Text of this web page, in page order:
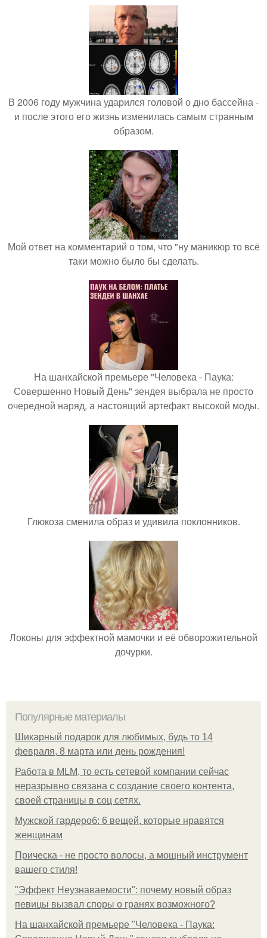
В 2006 году мужчина ударился головой о дно бассейна -
и после этого его жизнь изменилась самым странным
образом.
Мой ответ на комментарий о том, что "ну маникюр то всё
таки можно было бы сделать.
На шанхайской премьере "Человека - Паука:
Совершенно Новый День" зендея выбрала не просто
очередной наряд, а настоящий артефакт высокой моды.
Глюкоза сменила образ и удивила поклонников.
Локоны для эффектной мамочки и её обворожительной
дочурки.
Популярные материалы
Шикарный подарок для любимых, будь то 14
февраля, 8 марта или день рождения!
Работа в MLM, то есть сетевой компании сейчас
неразрывно связана с создание своего контента,
своей страницы в соц сетях.
Мужской гардероб: 6 вещей, которые нравятся
женщинам
Прическа - не просто волосы, а мощный инструмент
вашего стиля!
"Эффект Неузнаваемости": почему новый образ
певицы вызвал споры о гранях возможного?
На шанхайской премьере "Человека - Паука: